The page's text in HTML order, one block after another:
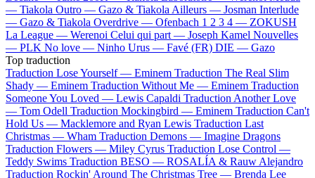
— Tiakola Outro — Gazo & Tiakola Ailleurs — Josman Interlude
— Gazo & Tiakola Overdrive — Ofenbach 1 2 3 4 — ZOKUSH
La League — Werenoi Celui qui part — Joseph Kamel Nouvelles
— PLK No love — Ninho Urus — Favé (FR) DIE — Gazo
Top traduction
Traduction Lose Yourself — Eminem Traduction The Real Slim
Shady — Eminem Traduction Without Me — Eminem Traduction
Someone You Loved — Lewis Capaldi Traduction Another Love
— Tom Odell Traduction Mockingbird — Eminem Traduction Can't
Hold Us — Macklemore and Ryan Lewis Traduction Last
Christmas — Wham Traduction Demons — Imagine Dragons
Traduction Flowers — Miley Cyrus Traduction Lose Control —
Teddy Swims Traduction BESO — ROSALÍA & Rauw Alejandro
Traduction Rockin' Around The Christmas Tree — Brenda Lee